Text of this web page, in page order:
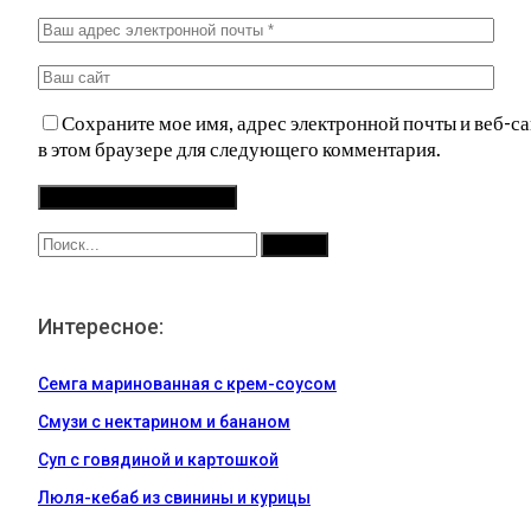
Сохраните мое имя, адрес электронной почты и веб-
в этом браузере для следующего комментария.
Интересное:
Семга маринованная с крем-соусом
Смузи с нектарином и бананом
Суп с говядиной и картошкой
Люля-кебаб из свинины и курицы